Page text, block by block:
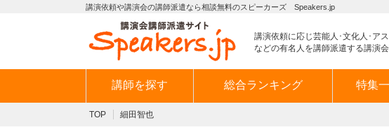
講演依頼や講演会の講師派遣なら相談無料のスピーカーズ Speakers.jp
講演依頼に応じ芸能人･文化人･ア
などの有名人を講師派遣する講演
講師を探す 総合ランキング 特集
TOP 細田智也